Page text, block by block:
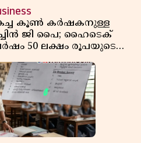
കൂൺ കർഷകനുള്ള
ജി പൈ; ഹൈടെക്
50 ലക്ഷം രൂപയുടെ